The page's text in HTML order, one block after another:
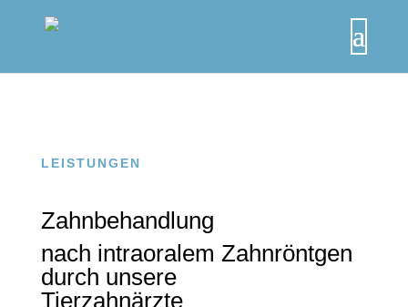
LEISTUNGEN
Zahnbehandlung
nach intraoralem Zahnröntgen
durch unsere
Tierzahnärzte